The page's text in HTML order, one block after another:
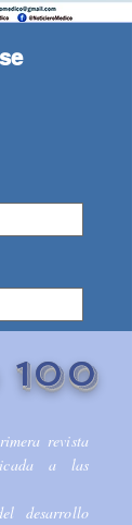
100
revista
a las
desarrollo